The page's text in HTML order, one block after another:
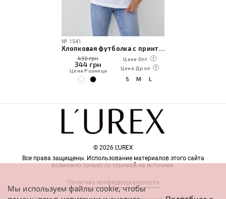
№ 1541
Хлопковая футболка с принтом девочка с зонтиком
430 грн
344 грн
Цена Розница
Цена Опт
Цена Дроп
S M L
© 2026 L'UREX
Все права защищены. Использование материалов этого сайта
возможно только со ссылкой на источник.
Политика конфиденциальности
Мы используем файлы cookie, чтобы